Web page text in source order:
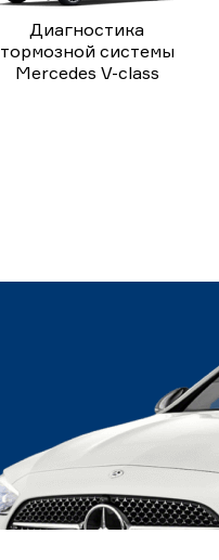
Диагностика
тормозной системы
Mercedes V-class